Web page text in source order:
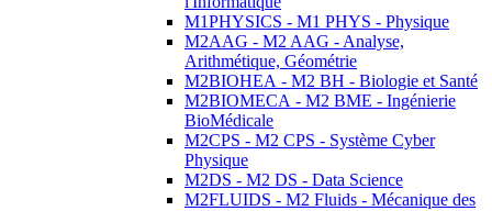
M1PHYSICS - M1 PHYS - Physique
M2AAG - M2 AAG - Analyse,
Arithmétique, Géométrie
M2BIOHEA - M2 BH - Biologie et Santé
M2BIOMECA - M2 BME - Ingénierie
BioMédicale
M2CPS - M2 CPS - Système Cyber
Physique
M2DS - M2 DS - Data Science
M2FLUIDS - M2 Fluids - Mécanique des